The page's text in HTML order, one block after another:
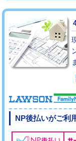
NP後払いがご利